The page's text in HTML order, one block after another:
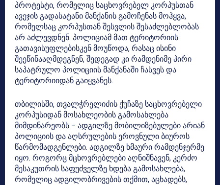
პროტესტი, რომელიც საცხოვრებელ კორპუსთან
ავეჯის გადასატანი მანქანის გამოჩენას მოჰყვა,
რომელსაც კორპუსთან შესვლის შესაძლებლობას
არ აძლევდნენ. პოლიციამ მათ ტერიტორიის
გათავისუფლებისკენ მოუწოდა, რასაც ისინი
შეეწინააღმდეგნენ, შედეგად კი რამდენიმე პირი
საპატრულო პოლიციის მანქანაში ჩასვეს და
ტერიტორიიდან გაიყვანეს.
თბილისში, თვალჭრელიძის ქუჩაზე საცხოვრებელი
კორპუსიდან მოსახლეობის გამოსახლება
მიმდინარეობს – ადგილზე მობილიზებულები არიან
პოლიციის და აღსრულების ეროვნული ბიუროს
წარმომადგენლები. ადგილზე ხმაური რამდენჯერმე
იყო. როგორც მცხოვრებლები აღნიშნავენ, კერძო
მესაკუთრის საფუძველზე ხდება გამოსახლება,
რომელიც ადგილობრივების თქმით, აცხადებს,